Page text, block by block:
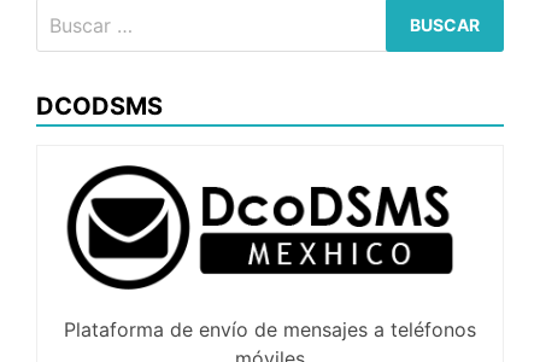
DCODSMS
Plataforma de envío de mensajes a teléfonos